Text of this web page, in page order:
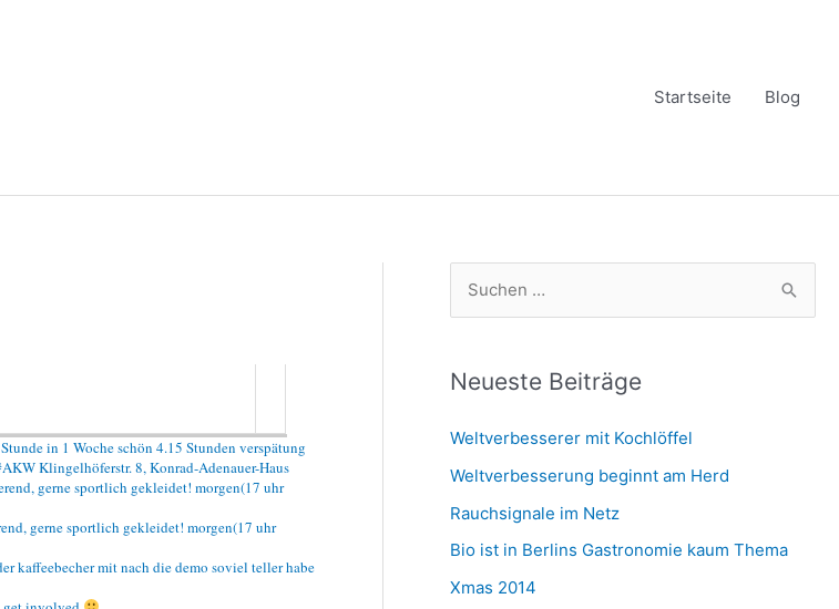
Startseite Blog
in 1 Woche schön 4.15 Stunden verspätung
Klingelhöferstr. 8, Konrad-Adenauer-Haus
gerne sportlich gekleidet! morgen(17 uhr
gerne sportlich gekleidet! morgen(17 uhr
kaffeebecher mit nach die demo soviel teller habe
h
n
n
a
c
h
Neueste Beiträge
Weltverbesserer mit Kochlöffel
Weltverbesserung beginnt am Herd
Rauchsignale im Netz
Bio ist in Berlins Gastronomie kaum Thema
Xmas 2014